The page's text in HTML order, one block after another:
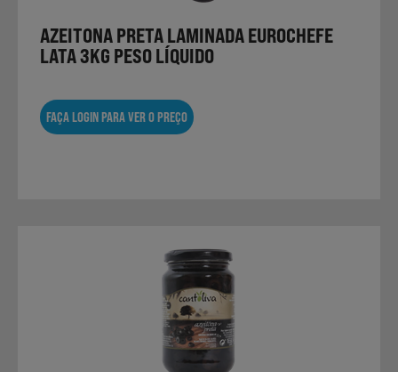
AZEITONA PRETA LAMINADA EUROCHEFE
LATA 3KG PESO LÍQUIDO
FAÇA LOGIN PARA VER O PREÇO